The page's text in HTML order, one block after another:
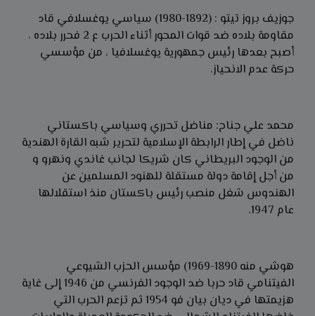
جوزيف بروز تيتو : (1892-1980) سياسي يوغسلافي قاد
مقاومة بلاده ضد قوات المحور أثناء الحرب ع 2 فحرر بلاده ،
أصبح بعدها رئيس جمهورية يوغسلافيا ، من مؤسسي
حركة عدم الانحياز.
محمد علي جناح: مناضل تحرري وسياسي باكستاني
ناضل في إطار الرابطة الإسلامية لتحرير شبه القارة الهندية
من الوجود البريطاني كان شريكا لجانب غاندي ونهرو و
من أجل إقامة دولة مستقلة للهنود المسلمين عن
الهندوس شغل منصب رئيس باكستان منذ استقلالها
عام 1947.
هوشي منه 1890-1969) مؤسس الحزب الشيوعي
الفيتنامي قاد حربا ضد الوجود الفرنسي من 1946 إلى غاية
هزيمتها في ديان بيان فو 1954 ثم تزعم الحرب التي